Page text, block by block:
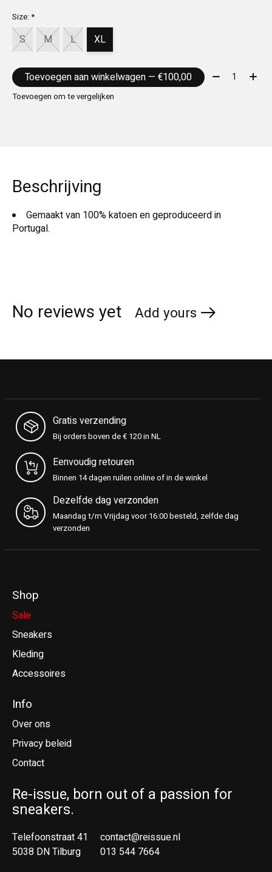
Size:*
S M L XL
Toevoegen aan winkelwagen — €100,00 Aantal:
Toevoegen om te vergelijken
Beschrijving
Gemaakt van 100% katoen en geproduceerd in
Portugal.
No reviews yet Add yours
Gratis verzending
Bij orders boven de € 120 in NL
Eenvoudig retouren
Binnen 14 dagen ruilen online of in de winkel
Dezelfde dag verzonden
Maandag t/m Vrijdag voor 16:00 besteld, zelfde dag
verzonden
Shop
Sale
Sneakers
Kleding
Accessoires
Info
Over ons
Privacy beleid
Contact
Re-issue, born out of a passion for
sneakers.
Telefoonstraat 41
5038 DN Tilburg
contact@reissue.nl
013 544 7664